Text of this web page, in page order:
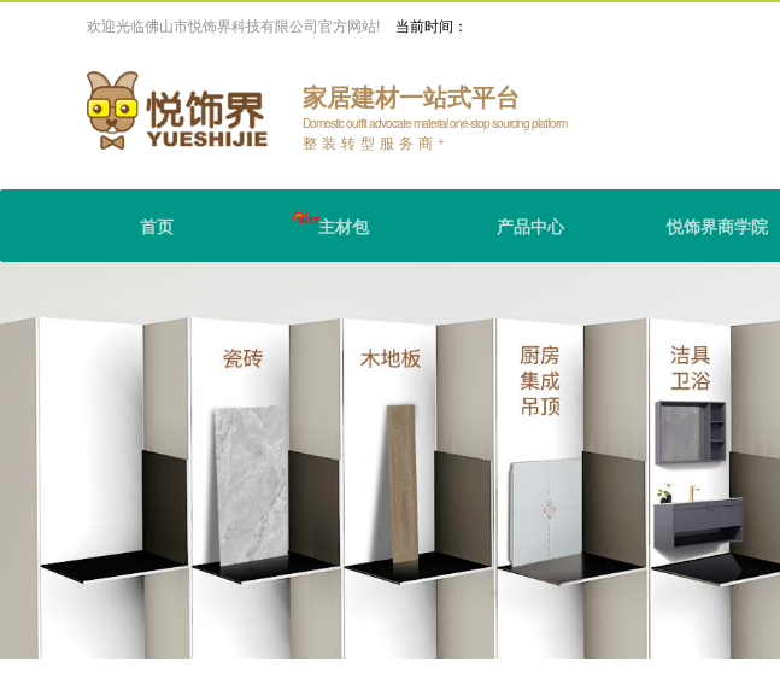
欢迎光临佛山市悦饰界科技有限公司官方网站! 当前时间：
家居建材一站式平台
Domestic outfit advocate material one-stop sourcing platform
整装转型服务商 +
首页 主材包 产品中心 悦饰界商学院